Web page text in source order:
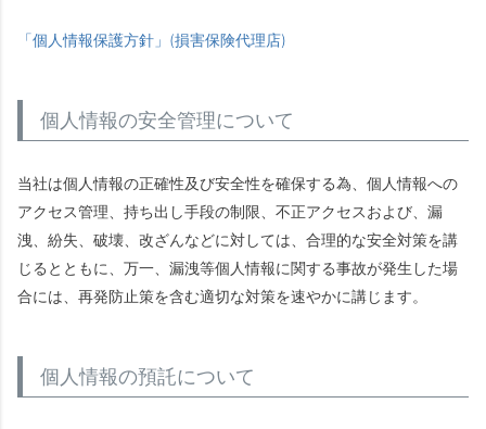
「個人情報保護方針」(損害保険代理店)
個人情報の安全管理について
当社は個人情報の正確性及び安全性を確保する為、個人情報への
アクセス管理、持ち出し手段の制限、不正アクセスおよび、漏
洩、紛失、破壊、改ざんなどに対しては、合理的な安全対策を講
じるとともに、万一、漏洩等個人情報に関する事故が発生した場
合には、再発防止策を含む適切な対策を速やかに講じます。
個人情報の預託について